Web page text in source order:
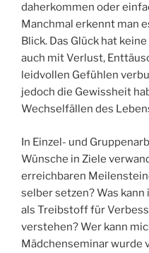
daherkommen oder
Manchmal erkennt man
Blick. Das Glück hat
auch mit Verlust,
leidvollen Gefühlen
jedoch die Gewissheit
Wechselfällen des
In Einzel- und
Wünsche in Ziele
erreichbaren
selber setzen? Was
als Treibstoff für
verstehen? Wer kann
Mädchenseminar wurde